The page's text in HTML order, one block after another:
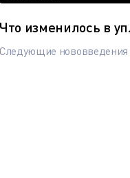
Что изменилось в
Следующие нововведения